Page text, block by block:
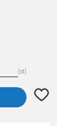
st
Lägg till